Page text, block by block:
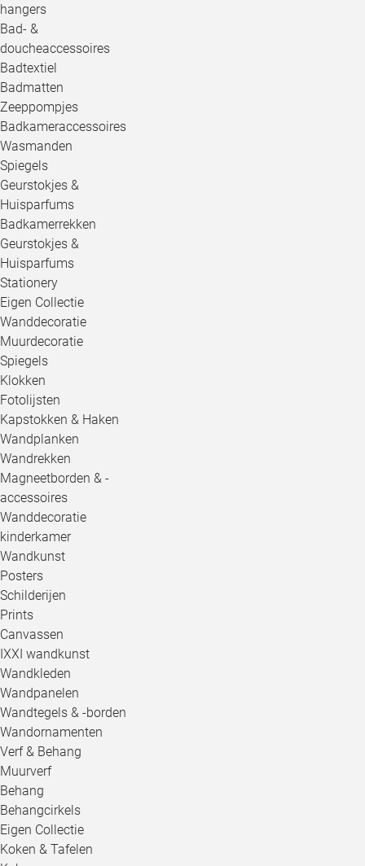
hangers
Bad- &
doucheaccessoires
Badtextiel
Badmatten
Zeeppompjes
Badkameraccessoires
Wasmanden
Spiegels
Geurstokjes &
Huisparfums
Badkamerrekken
Geurstokjes &
Huisparfums
Stationery
Eigen Collectie
Wanddecoratie
Muurdecoratie
Spiegels
Klokken
Fotolijsten
Kapstokken & Haken
Wandplanken
Wandrekken
Magneetborden & -
accessoires
Wanddecoratie
kinderkamer
Wandkunst
Posters
Schilderijen
Prints
Canvassen
IXXI wandkunst
Wandkleden
Wandpanelen
Wandtegels & -borden
Wandornamenten
Verf & Behang
Muurverf
Behang
Behangcirkels
Eigen Collectie
Koken & Tafelen